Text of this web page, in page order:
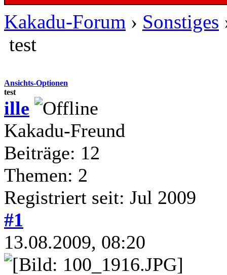
Kakadu-Forum › Sonstiges
test
Ansichts-Optionen
test
ille
Kakadu-Freund
Beiträge: 12
Themen: 2
Registriert seit: Jul 2009
#1
13.08.2009, 08:20